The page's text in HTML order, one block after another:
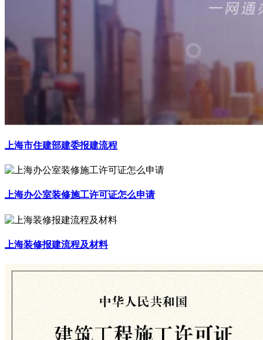
上海市住建部建委报建流程
上海办公室装修施工许可证怎么申请
上海装修报建流程及材料